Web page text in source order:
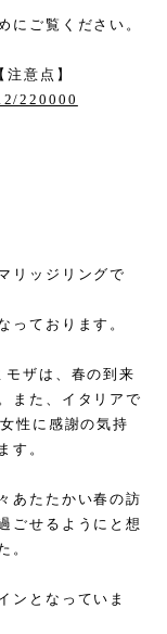
にご覧ください。
意点】
220000
リッジリングで
っております。
ザは、春の到来
また、イタリアで
性に感謝の気持
す。
あたたかい春の訪
ごせるようにと想
。
ンとなっていま